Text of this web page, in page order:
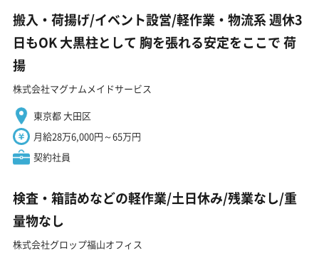
搬入・荷揚げ/イベント設営/軽作業・物流系 週休3
日もOK 大黒柱として 胸を張れる安定をここで 荷
揚
株式会社マグナムメイドサービス
東京都 大田区
月給28万6,000円～65万円
契約社員
検査・箱詰めなどの軽作業/土日休み/残業なし/重
量物なし
株式会社グロップ福山オフィス